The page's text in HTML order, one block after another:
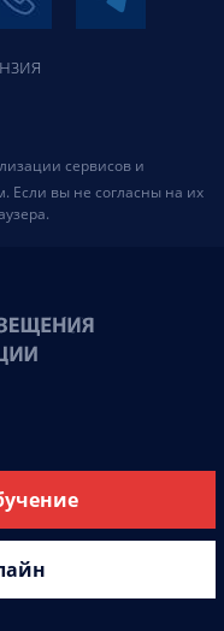
сервисов и
Если вы не согласны на их